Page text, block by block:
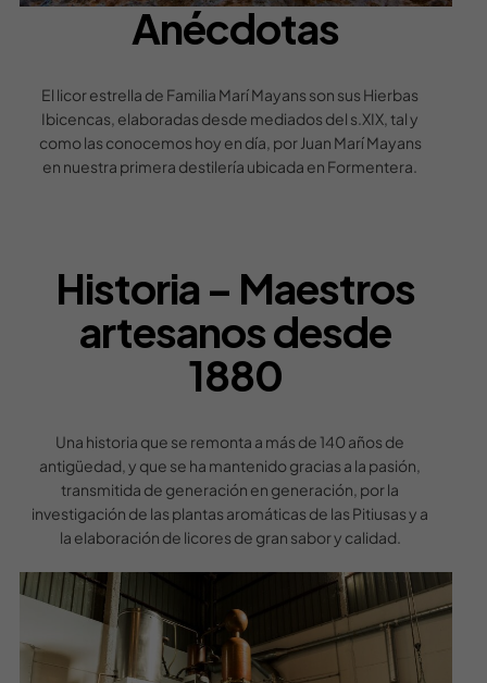
Anécdotas
El licor estrella de Familia Marí Mayans son sus Hierbas
Ibicencas, elaboradas desde mediados del s.XIX, tal y
como las conocemos hoy en día, por Juan Marí Mayans
en nuestra primera destilería ubicada en Formentera.
Historia – Maestros
artesanos desde
1880
Una historia que se remonta a más de 140 años de
antigüedad, y que se ha mantenido gracias a la pasión,
transmitida de generación en generación, por la
investigación de las plantas aromáticas de las Pitiusas y a
la elaboración de licores de gran sabor y calidad.